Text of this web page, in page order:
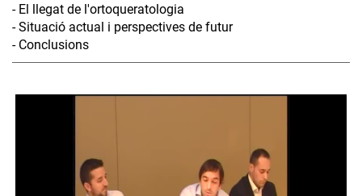
- El llegat de l'ortoqueratologia
- Situació actual i perspectives de futur
- Conclusions